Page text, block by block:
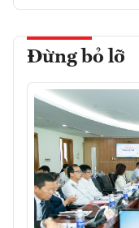
Đừng bỏ lỡ